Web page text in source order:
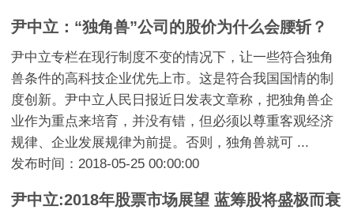
尹中立：“独角兽”公司的股价为什么会腰斩？
尹中立专栏在现行制度不变的情况下，让一些符合独角
兽条件的高科技企业优先上市。这是符合我国国情的制
度创新。尹中立人民日报近日发表文章称，把独角兽企
业作为重点来培育，并没有错，但必须以尊重客观经济
规律、企业发展规律为前提。否则，独角兽就可 ...
发布时间：2018-05-25 00:00:00
尹中立:2018年股票市场展望 蓝筹股将盛极而衰